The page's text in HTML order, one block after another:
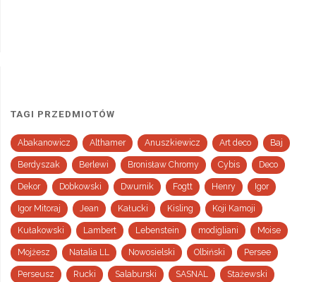
TAGI PRZEDMIOTÓW
Abakanowicz Althamer Anuszkiewicz Art deco Baj
Berdyszak Berlewi Bronisław Chromy Cybis Deco
Dekor Dobkowski Dwurnik Fogtt Henry Igor
Igor Mitoraj Jean Kałucki Kisling Koji Kamoji
Kułakowski Lambert Lebenstein modigliani Moise
Mojżesz Natalia LL Nowosielski Olbiński Persee
Perseusz Rucki Salaburski SASNAL Stażewski